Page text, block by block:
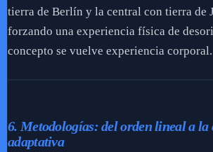
tierra de Berlín y la central con tierra de
forzando una experiencia física de
concepto se vuelve experiencia corporal.
6. Metodologías: del orden lineal a la
adaptativa